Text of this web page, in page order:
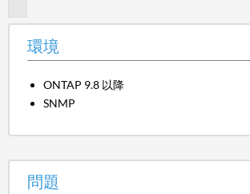
環境
ONTAP 9.8 以降
SNMP
問題